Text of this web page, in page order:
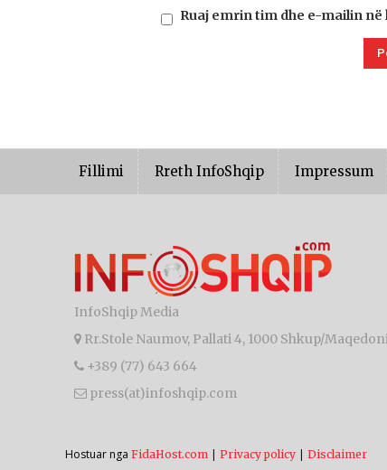
Ruaj emrin tim dhe e-mailin
Fillimi Rreth InfoShqip Impressum
InfoShqip Media
Rr.Stole Naumov, Pallati 4, 1000 Shkup/
+389 (77) 643 664
press(at)infoshqip.com
Hostuar nga FidaHost.com | Privacy policy | Disclaimer